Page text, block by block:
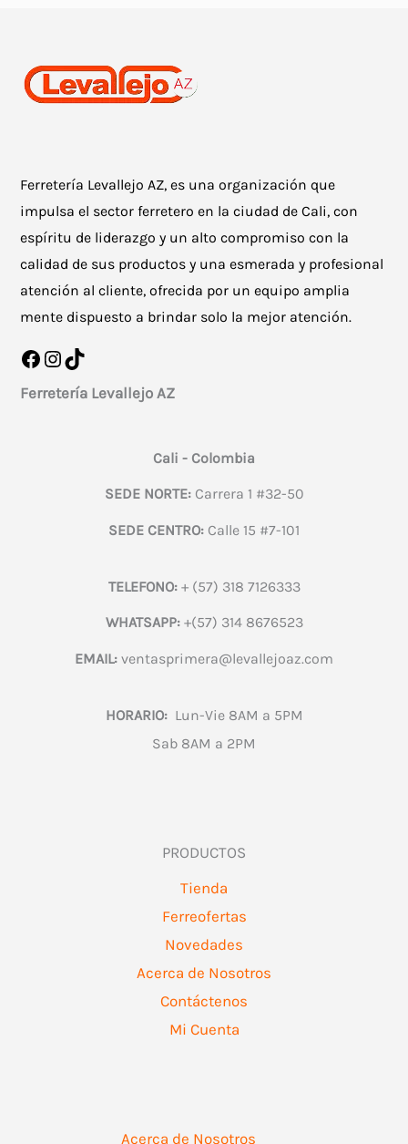
Ferretería Levallejo AZ, es una organización que
impulsa el sector ferretero en la ciudad de Cali, con
espíritu de liderazgo y un alto compromiso con la
calidad de sus productos y una esmerada y profesional
atención al cliente, ofrecida por un equipo amplia
mente dispuesto a brindar solo la mejor atención.
Facebook
Instagram
TikTok
Ferretería Levallejo AZ
Cali - Colombia
SEDE NORTE:Carrera 1 #32-50
SEDE CENTRO: Calle 15 #7-101
TELEFONO:+ (57) 318 7126333
WHATSAPP:+(57) 314 8676523
EMAIL: ventasprimera@levallejoaz.com
HORARIO:Lun-Vie 8AM a 5PM
Sab 8AM a 2PM
PRODUCTOS
Tienda
Ferreofertas
Novedades
Acerca de Nosotros
Contáctenos
Mi Cuenta
Acerca de Nosotros